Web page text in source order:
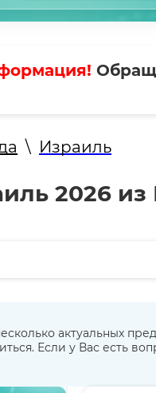
\ Израиль
2026 из
актуальных
Если у Вас есть